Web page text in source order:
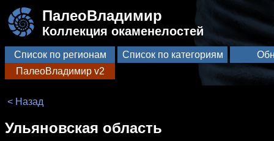
ПалеоВладимир
Коллекция окаменелостей
Список по регионам Список по категориям
ПалеоВладимир v2
< Назад
Ульяновская область